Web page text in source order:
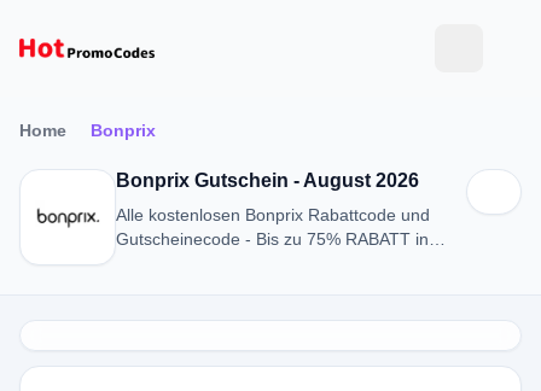
Home Bonprix
Bonprix Gutschein - August 2026
Alle kostenlosen Bonprix Rabattcode und
Gutscheinecode - Bis zu 75% RABATT in